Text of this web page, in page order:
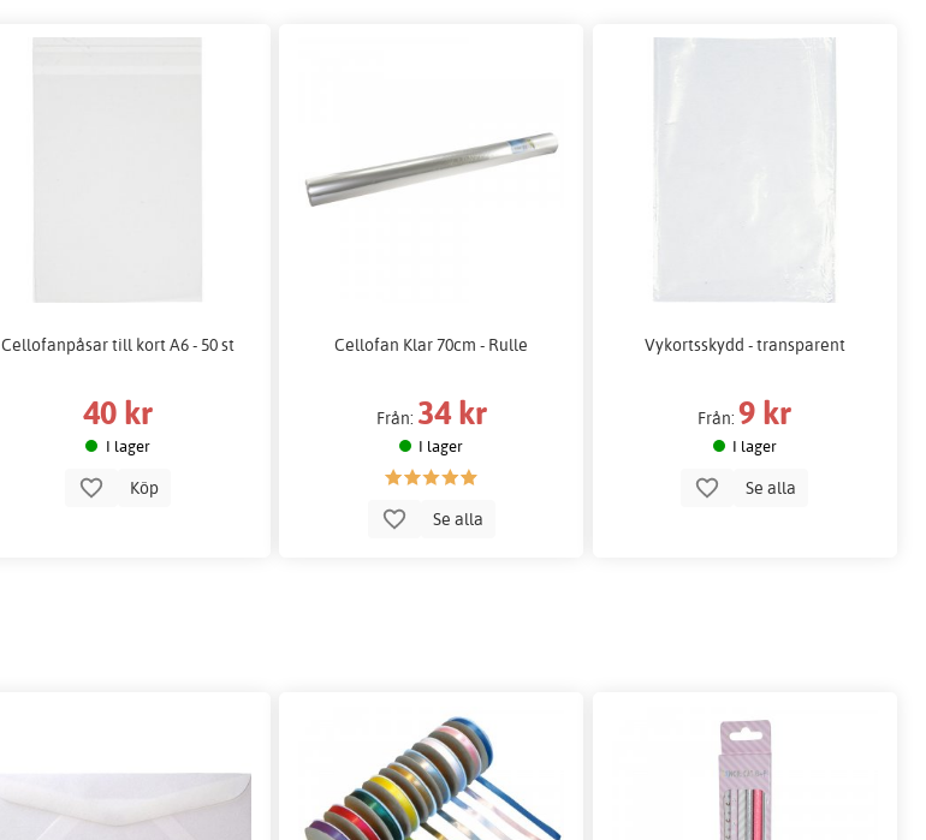
Cellofanpåsar till kort A6 - 50 st
40 kr
I lager
Köp
Cellofan Klar 70cm - Rulle
Från: 34 kr
I lager
Se alla
Vykortsskydd - transparent
Från: 9 kr
I lager
Se alla